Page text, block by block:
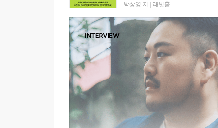
박상영 저 래빗홀